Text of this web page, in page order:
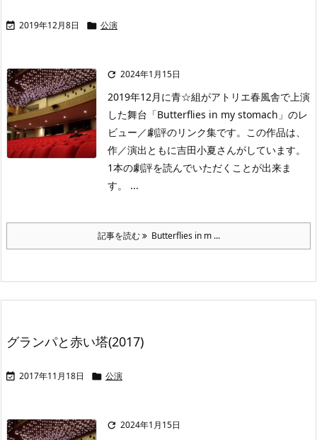
 2019年12月8日  公演
 2024年1月15日
2019年12月に青☆組がアトリエ春風舎で上演
した舞台「Butterflies in my stomach」のレ
ビュー／劇評のリンク集です。この作品は、
作／演出ともに吉田小夏さんがしています。
1本の劇評を読んでいただくことが出来ま
す。 ...
記事を読む Butterflies in m ...
グランパと赤い塔(2017)
 2017年11月18日  公演
 2024年1月15日